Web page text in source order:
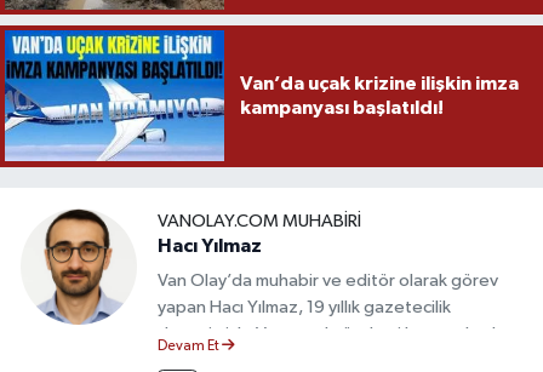
Van’da uçak krizine ilişkin imza
kampanyası başlatıldı!
VANOLAY.COM MUHABIRI
Hacı Yılmaz
Van Olay’da muhabir ve editör olarak görev
yapan Hacı Yılmaz, 19 yıllık gazetecilik
deneyimiyle Van yerel gündemi başta olmak
Devam Et